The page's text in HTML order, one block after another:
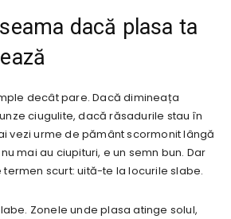
dacă plasa ta
decât pare. Dacă dimineața
ciugulite, dacă răsadurile stau în
vezi urme de pământ scormonit lângă
mai au ciupituri, e un semn bun. Dar
scurt: uită-te la locurile slabe.
Zonele unde plasa atinge solul,